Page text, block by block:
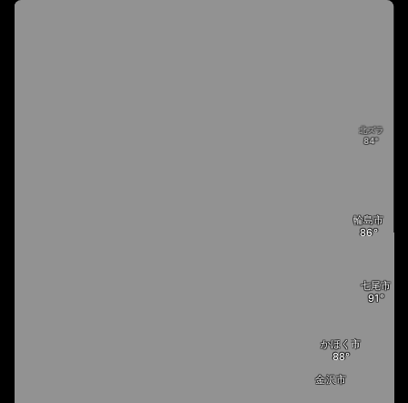
北ズラ
金沢市
輪島市
かほく市
七尾市